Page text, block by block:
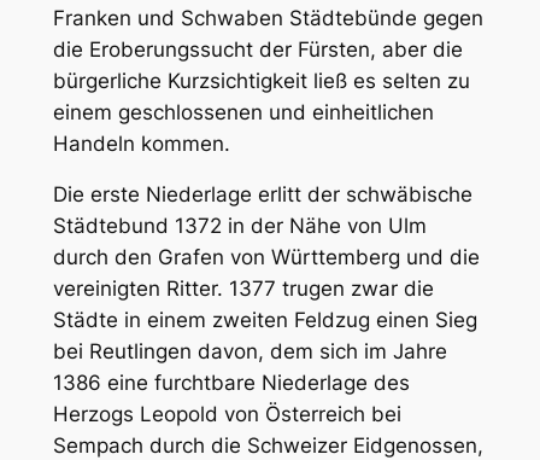
Franken und Schwaben Städtebünde gegen
die Eroberungssucht der Fürsten, aber die
bürgerliche Kurzsichtigkeit ließ es selten zu
einem geschlossenen und einheitlichen
Handeln kommen.
Die erste Niederlage erlitt der schwäbische
Städtebund 1372 in der Nähe von Ulm
durch den Grafen von Württemberg und die
vereinigten Ritter. 1377 trugen zwar die
Städte in einem zweiten Feldzug einen Sieg
bei Reutlingen davon, dem sich im Jahre
1386 eine furchtbare Niederlage des
Herzogs Leopold von Österreich bei
Sempach durch die Schweizer Eidgenossen,